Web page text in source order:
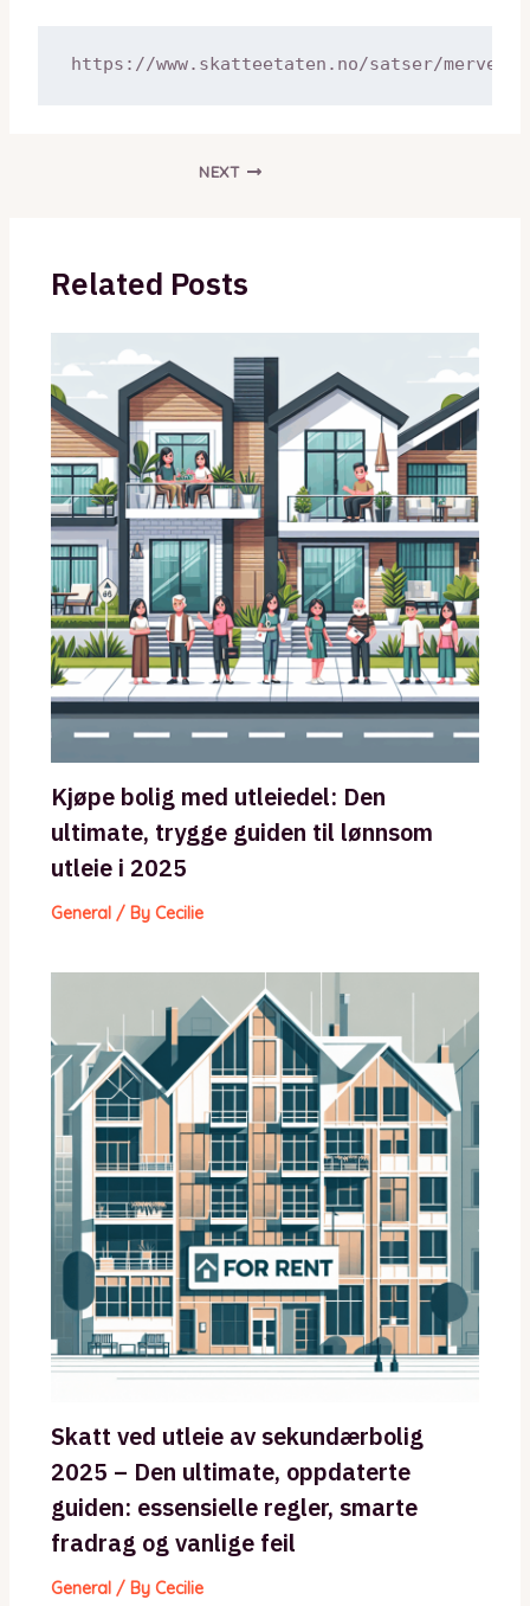
NEXT
Related Posts
Kjøpe bolig med utleiedel: Den
ultimate, trygge guiden til lønnsom
utleie i 2025
General/ By Cecilie
Skatt ved utleie av sekundærbolig
2025 – Den ultimate, oppdaterte
guiden: essensielle regler, smarte
fradrag og vanlige feil
General/ By Cecilie